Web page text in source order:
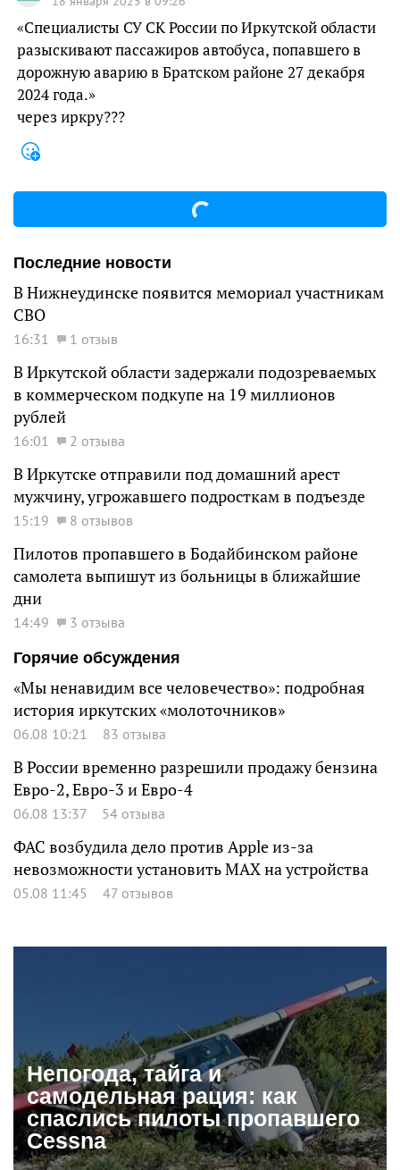
«Специалисты СУ СК России по Иркутской области
разыскивают пассажиров автобуса, попавшего в
дорожную аварию в Братском районе 27 декабря
2024 года.»
через иркру???
Последние новости
В Нижнеудинске появится мемориал участникам
СВО
16:31 1 отзыв
В Иркутской области задержали подозреваемых
в коммерческом подкупе на 19 миллионов
рублей
16:01 2 отзыва
В Иркутске отправили под домашний арест
мужчину, угрожавшего подросткам в подъезде
15:19 8 отзывов
Пилотов пропавшего в Бодайбинском районе
самолета выпишут из больницы в ближайшие
дни
14:49
3 отзыва
Горячие обсуждения
«Мы ненавидим все человечество»: подробная
история иркутских «молоточников»
06.08 10:21 83 отзыва
В России временно разрешили продажу бензина
Евро-2, Евро-3 и Евро-4
06.08 13:37 54 отзыва
ФАС возбудила дело против Apple из-за
невозможности установить MAX на устройства
05.08 11:45 47 отзывов
Непогода, тайга и
самодельная рация: как
спаслись пилоты пропавшего
Cessna